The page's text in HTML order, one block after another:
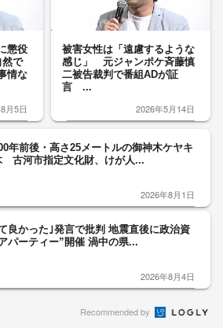
懲役
で
情な
月5日
被害女性は「遠慮するような
感じ」 元ジャンポケ斉藤慎
二被告裁判で番組ADが証
言 ...
2026年5月14日
年前後・高さ25メートルの御神木ケヤキ
古河市指定文化財、けが人...
2026年8月1日
て良かった｣発言で批判 地震直後に政治資
パーティー”開催 渦中の県...
2026年8月4日
Recommended by